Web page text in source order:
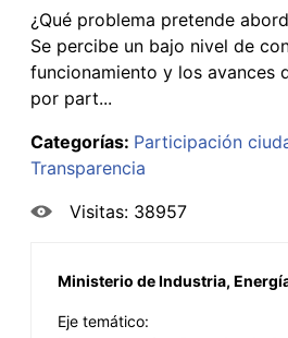
¿Qué problema pretende
Se percibe un bajo nivel de
funcionamiento y los avances
por part...
Categorías: Participación
Transparencia
Visitas: 38957
Ministerio de Industria,
Eje temático: